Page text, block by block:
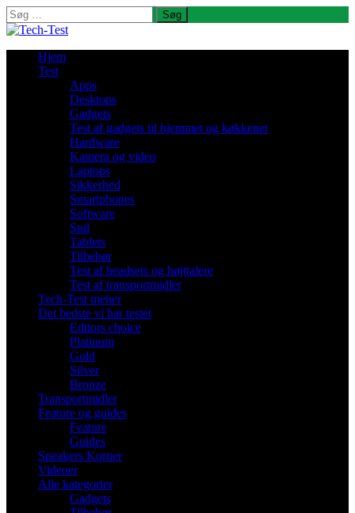
Søg
efter:
Hjem
Test
Apps
Desktops
Gadgets
Test af gadgets til hjemmet og køkkenet
Hardware
Kamera og video
Laptops
Sikkerhed
Smartphones
Software
Spil
Tablets
Tilbehør
Test af headsets og højttalere
Test af transportmidler
Tech-Test mener
Det bedste vi har testet
Editors choice
Platinum
Gold
Silver
Bronze
Transportmidler
Feature og guides
Feature
Guides
Speakers Korner
Videoer
Alle kategorier
Gadgets